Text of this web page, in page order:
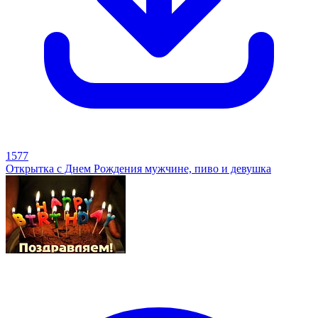
1577
Открытка с Днем Рождения мужчине, пиво и девушка